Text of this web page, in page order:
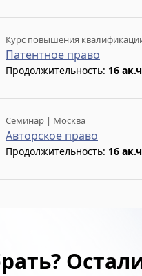
Курс повышения
Патентное право
Продолжительность: 16
Семинар | Москва
Авторское право
Продолжительность: 16